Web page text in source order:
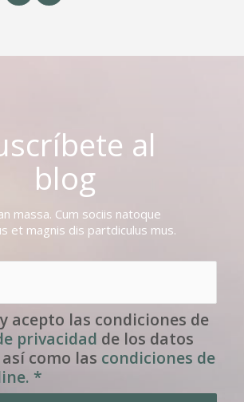
al
blog
massa. Cum sociis natoque
et magnis dis partdiculus mus.
acepto las condiciones de
privacidad de los datos
como las condiciones de
*